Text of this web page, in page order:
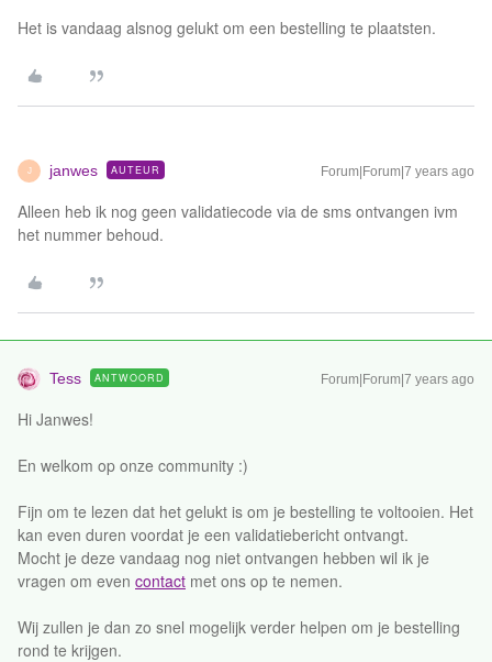
Het is vandaag alsnog gelukt om een bestelling te plaatsten.
J janwes AUTEUR Forum|Forum|7 years ago
Alleen heb ik nog geen validatiecode via de sms ontvangen ivm
het nummer behoud.
Tess ANTWOORD Forum|Forum|7 years ago
Hi Janwes!
En welkom op onze community :)
Fijn om te lezen dat het gelukt is om je bestelling te voltooien. Het
kan even duren voordat je een validatiebericht ontvangt.
Mocht je deze vandaag nog niet ontvangen hebben wil ik je
vragen om even contact met ons op te nemen.
Wij zullen je dan zo snel mogelijk verder helpen om je bestelling
rond te krijgen.